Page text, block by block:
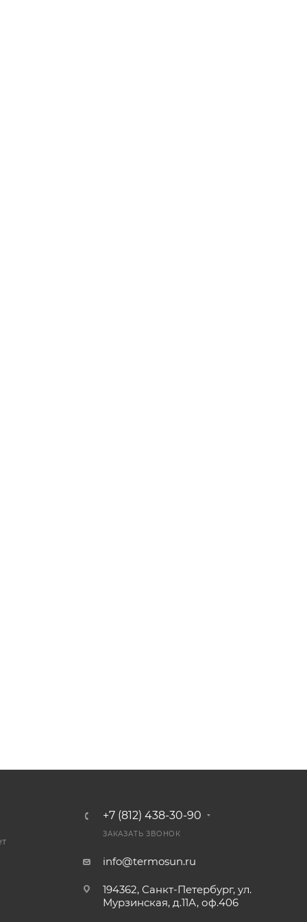
+7 (812) 438-30-90
ЗАКАЗАТЬ ЗВОНОК
info@termosun.ru
194362, Санкт-Петербург, ул.
Мурзинская, д.11А, оф.406